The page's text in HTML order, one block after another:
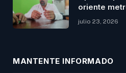
oriente
julio 23, 2026
MANTENTE INFORMADO